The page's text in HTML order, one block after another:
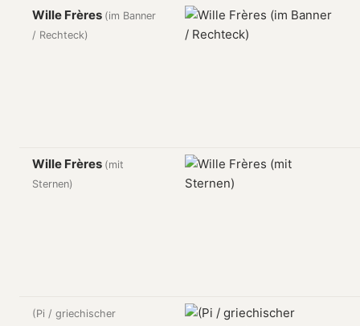
Wille Frères (im Banner
/ Rechteck)
Wille Frères (mit
Sternen)
(Pi / griechischer